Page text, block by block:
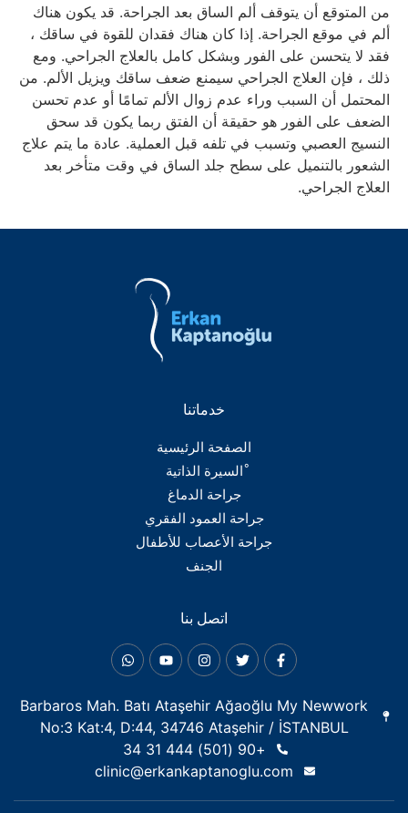
من المتوقع أن يتوقف ألم الساق بعد الجراحة. قد يكون هناك
ألم في موقع الجراحة. إذا كان هناك فقدان للقوة في ساقك ،
فقد لا يتحسن على الفور وبشكل كامل بالعلاج الجراحي. ومع
ذلك ، فإن العلاج الجراحي سيمنع ضعف ساقك ويزيل الألم. من
المحتمل أن السبب وراء عدم زوال الألم تمامًا أو عدم تحسن
الضعف على الفور هو حقيقة أن الفتق ربما يكون قد سحق
النسيج العصبي وتسبب في تلفه قبل العملية. عادة ما يتم علاج
الشعور بالتنميل على سطح جلد الساق في وقت متأخر بعد
العلاج الجراحي.
خدماتنا
الصفحة الرئيسية
ْالسيرة الذاتية
جراحة الدماغ
جراحة العمود الفقري
جراحة الأعصاب للأطفال
الجنف
اتصل بنا
Barbaros Mah. Batı Ataşehir Ağaoğlu My Newwork
No:3 Kat:4, D:44, 34746 Ataşehir / İSTANBUL
+90 (501) 444 31 34
clinic@erkankaptanoglu.com